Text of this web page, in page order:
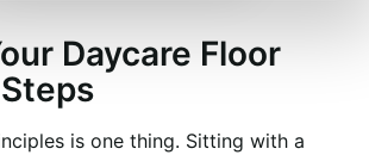
Daycare Floor
is one thing. Sitting with a